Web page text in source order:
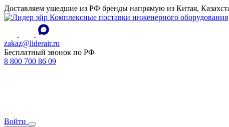
Доставляем ушедшие из РФ бренды напрямую из Китая,
Комплексные поставки инженерного оборудования
zakaz@liderair.ru
Бесплатный звонок по РФ
8 800 700 86 09
Войти